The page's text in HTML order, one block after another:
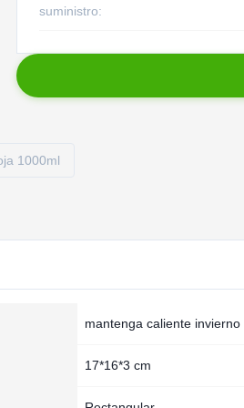
suministro:
1000ml
mantenga caliente invierno
17*16*3 cm